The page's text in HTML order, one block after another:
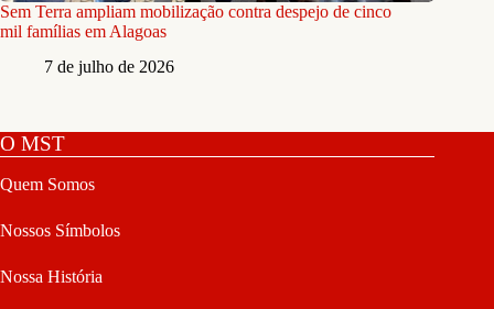
Sem Terra ampliam mobilização contra despejo de cinco
mil famílias em Alagoas
7 de julho de 2026
O MST
Quem Somos
Nossos Símbolos
Nossa História